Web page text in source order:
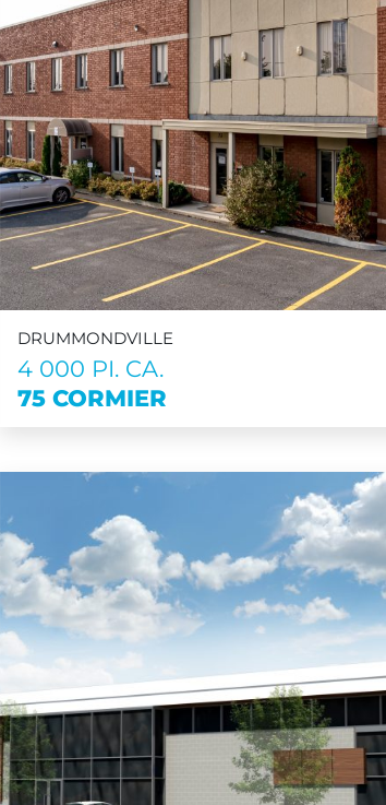
DRUMMONDVILLE
4 000 PI. CA.
75 CORMIER